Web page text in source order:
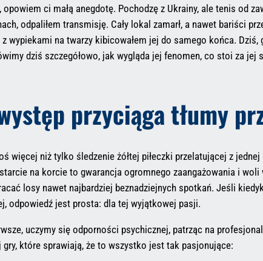
ci małą anegdotę. Pochodzę z Ukrainy, ale tenis od
odpaliłem transmisję. Cały lokal zamarł, a nawet bariści
wypiekami na twarzy kibicowałem jej do samego końca. Dziś,
dziś szczegółowo, jak wygląda jej fenomen, co stoi za
przyciąga tłumy
więcej niż tylko śledzenie żółtej piłeczki przelatującej z
na korcie to gwarancja ogromnego zaangażowania i
losy nawet najbardziej beznadziejnych spotkań. Jeśli
odpowiedź jest prosta: dla tej wyjątkowej pasji.
uczymy się odporności psychicznej, patrząc na
które sprawiają, że to wszystko jest tak pasjonujące: